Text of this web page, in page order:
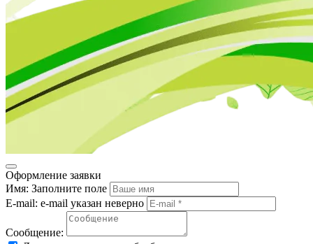
Оформление заявки
Имя: Заполните поле
E-mail: e-mail указан неверно
Сообщение: